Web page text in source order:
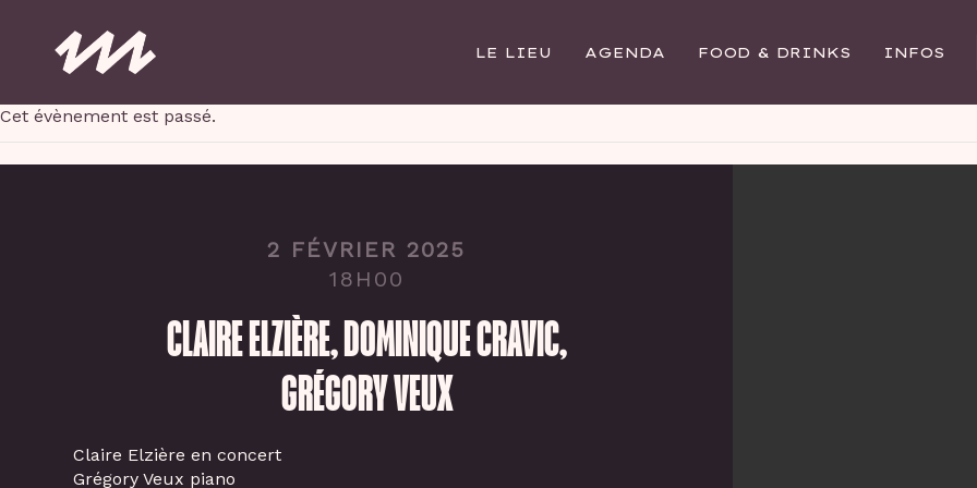
LE LIEU AGENDA FOOD & DRINKS INFOS
Cet évènement est passé.
2 FÉVRIER 2025
18H00
CLAIRE ELZIÈRE, DOMINIQUE CRAVIC,
GRÉGORY VEUX
Claire Elzière en concert
Grégory Veux piano